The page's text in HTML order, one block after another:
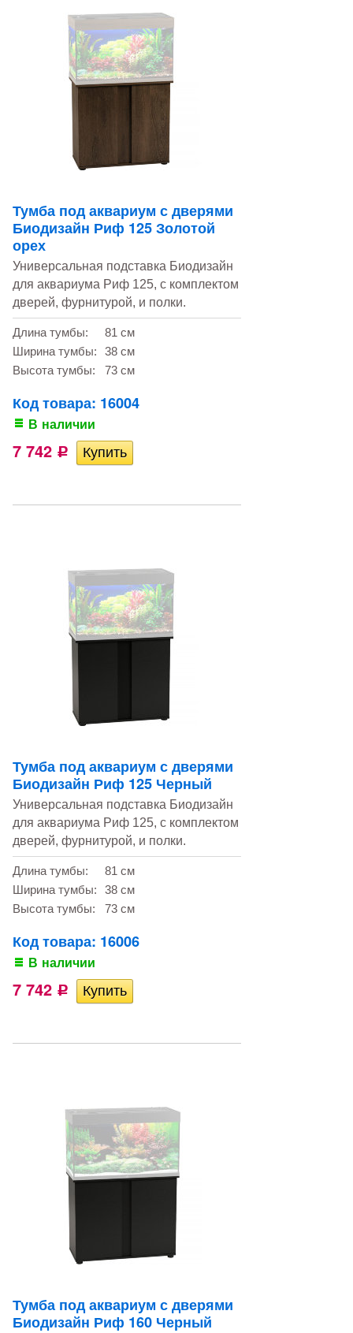
Тумба под аквариум с дверями
Биодизайн Риф 125 Золотой
орех
Универсальная подставка Биодизайн
для аквариума Риф 125, с комплектом
дверей, фурнитурой, и полки.
Длина тумбы:
81 см
Ширина тумбы:
38 см
Высота тумбы:
73 см
Код товара: 16004
В наличии
7 742 Р
Тумба под аквариум с дверями
Биодизайн Риф 125 Черный
Универсальная подставка Биодизайн
для аквариума Риф 125, с комплектом
дверей, фурнитурой, и полки.
Длина тумбы:
81 см
Ширина тумбы:
38 см
Высота тумбы:
73 см
Код товара: 16006
В наличии
7 742 Р
Тумба под аквариум с дверями
Биодизайн Риф 160 Черный